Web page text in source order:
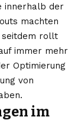
innerhalb der
machten
seitdem rollt
immer mehr
Optimierung
von
im